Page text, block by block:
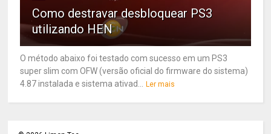
Como destravar desbloquear PS3
utilizando HEN
O método abaixo foi testado com sucesso em um PS3
super slim com OFW (versão oficial do firmware do sistema)
4.87 instalada e sistema ativad...
Ler mais